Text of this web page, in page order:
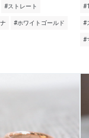
#ストレート
#ホワイトゴールド #
#